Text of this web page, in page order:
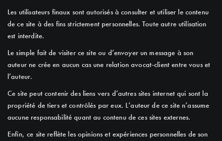
Les utilisateurs finaux sont autorisés à consulter et utiliser le contenu
de ce site à des fins strictement personnelles. Toute autre utilisation
est interdite.
Le simple fait de visiter ce site ou d’envoyer un message à son
auteur ne crée en aucun cas une relation avocat-client entre vous et
l’auteur.
Ce site peut contenir des liens vers d’autres sites internet qui sont la
propriété de tiers et contrôlés par eux. L’auteur de ce site n’assume
aucune responsabilité quant au contenu de ces sites externes.
Enfin, ce site reflète les opinions et expériences personnelles de son